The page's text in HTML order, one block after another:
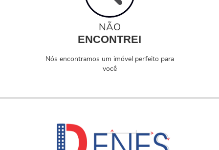
NÃO
ENCONTREI
Nós encontramos um imóvel perfeito para
você